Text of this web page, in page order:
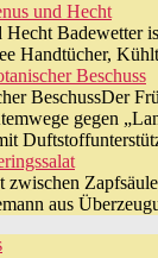
und Hecht
Badewetter
Handtücher,
Beschuss
BeschussDer
gegen
zwischen
aus